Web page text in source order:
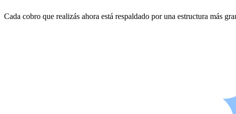
Cada cobro que realizás ahora está respaldado por una estructura más